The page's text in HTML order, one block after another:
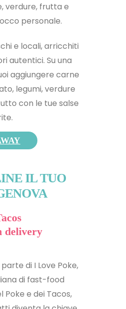
verdure, frutta e
personale.
e locali, arricchiti
autentici. Su una
aggiungere carne
legumi, verdure
con le tue salse
IL TUO
delivery
di I Love Poke,
di fast-food
e dei Tacos,